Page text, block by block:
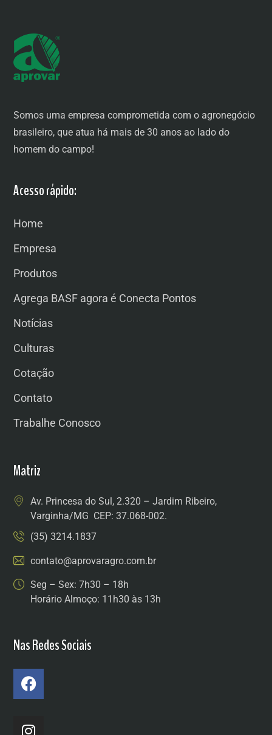
Somos uma empresa comprometida com o agronegócio
brasileiro, que atua há mais de 30 anos ao lado do
homem do campo!
Acesso rápido:
Home
Empresa
Produtos
Agrega BASF agora é Conecta Pontos
Notícias
Culturas
Cotação
Contato
Trabalhe Conosco
Matriz
Av. Princesa do Sul, 2.320 – Jardim Ribeiro,
Varginha/MG CEP: 37.068-002.
(35) 3214.1837
contato@aprovaragro.com.br
Seg – Sex: 7h30 – 18h
Horário Almoço: 11h30 às 13h
Nas Redes Sociais